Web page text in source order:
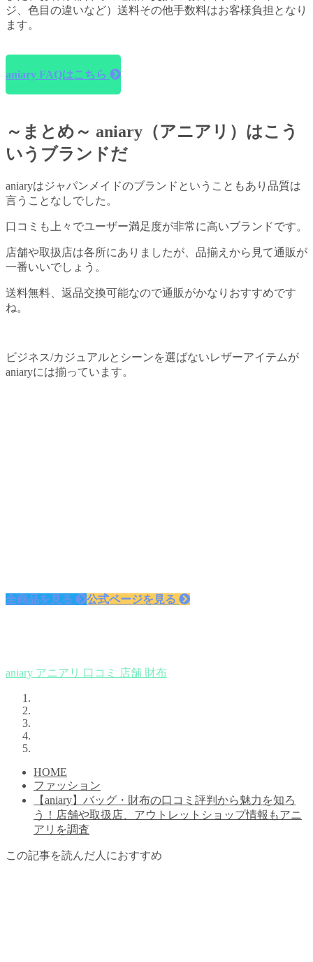
ジ、色目の違いなど）送料その他手数料はお客様負担となり
ます。
aniary FAQはこちら
～まとめ～ aniary（アニアリ）はこう
いうブランドだ
aniaryはジャパンメイドのブランドということもあり品質は
言うことなしでした。
口コミも上々でユーザー満足度が非常に高いブランドです。
店舗や取扱店は各所にありましたが、品揃えから見て通販が
一番いいでしょう。
送料無料、返品交換可能なので通販がかなりおすすめです
ね。
ビジネス/カジュアルとシーンを選ばないレザーアイテムが
aniaryには揃っています。
全商品を見る 公式ページを見る
aniary アニアリ 口コミ 店舗 財布
HOME
ファッション
【aniary】バッグ・財布の口コミ評判から魅力を知ろ
う！店舗や取扱店、アウトレットショップ情報もアニ
アリを調査
この記事を読んだ人におすすめ